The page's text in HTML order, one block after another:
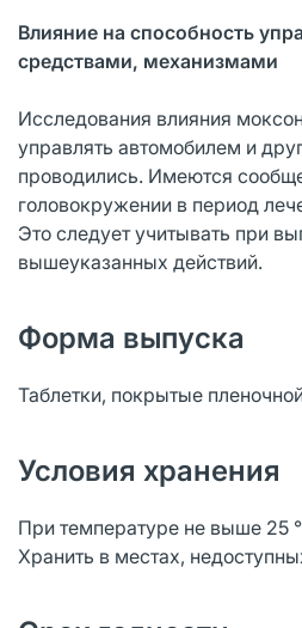
Влияние на способность
средствами, механизмами
Исследования влияния
управлять автомобилем и
проводились. Имеются
головокружении в период
Это следует учитывать при
вышеуказанных действий.
Форма выпуска
Таблетки, покрытые
Условия хранения
При температуре не выше 25
Хранить в местах,